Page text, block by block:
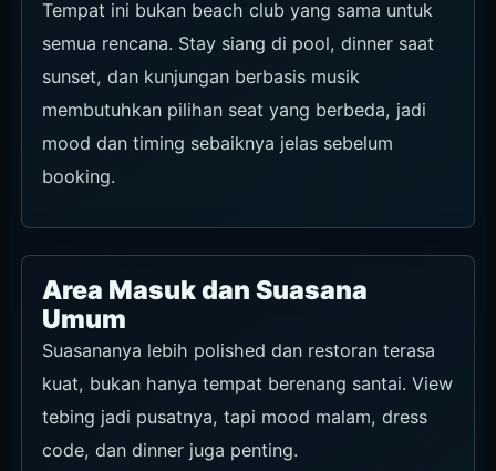
Tempat ini bukan beach club yang sama untuk
semua rencana. Stay siang di pool, dinner saat
sunset, dan kunjungan berbasis musik
membutuhkan pilihan seat yang berbeda, jadi
mood dan timing sebaiknya jelas sebelum
booking.
Area Masuk dan Suasana
Umum
Suasananya lebih polished dan restoran terasa
kuat, bukan hanya tempat berenang santai. View
tebing jadi pusatnya, tapi mood malam, dress
code, dan dinner juga penting.